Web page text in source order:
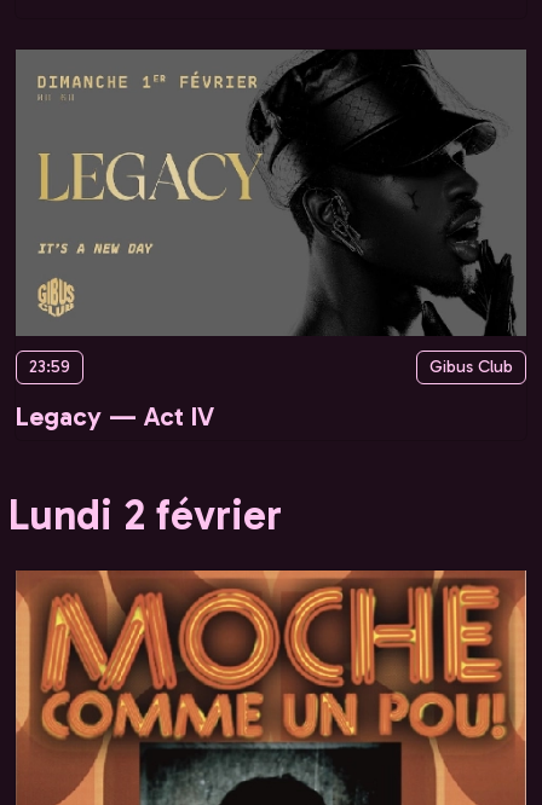
23:59 Gibus Club
Legacy — Act IV
Lundi 2 février